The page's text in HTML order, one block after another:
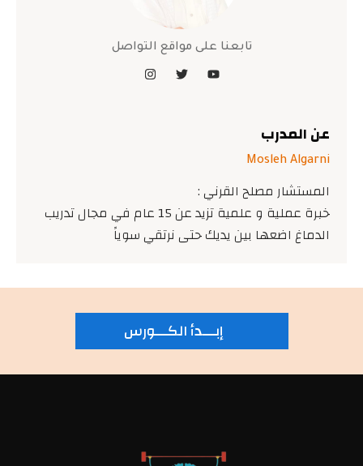
تابعنا على مواقع التواصل
عن المدرب
Mosleh Algarni
المستشار مصلح القرني :
خبرة عملية و علمية تزيد عن 15 عام في مجال تدريب
الدماغ اضعها بين يديك حتى نرتقي سوياً
إبـــدأ الكـــورس